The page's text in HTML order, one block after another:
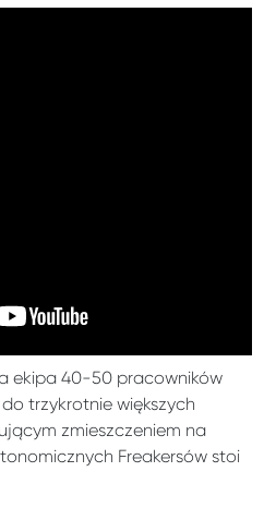
ekipa 40-50 pracowników
trzykrotnie większych
zmieszczeniem na
Freakersów stoi